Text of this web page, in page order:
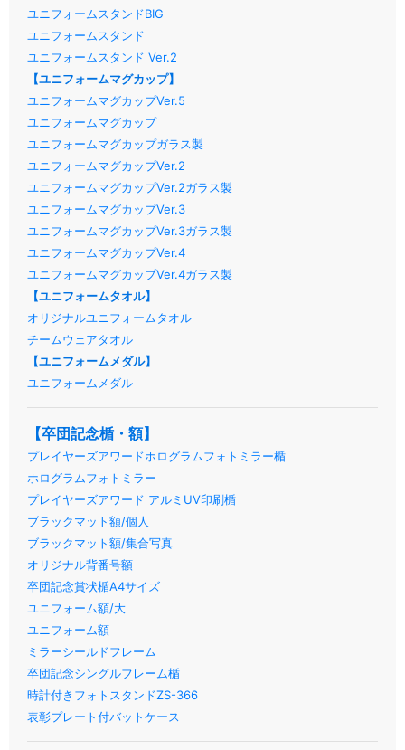
ユニフォームスタンドBIG
ユニフォームスタンド
ユニフォームスタンド Ver.2
【ユニフォームマグカップ】
ユニフォームマグカップVer.5
ユニフォームマグカップ
ユニフォームマグカップガラス製
ユニフォームマグカップVer.2
ユニフォームマグカップVer.2ガラス製
ユニフォームマグカップVer.3
ユニフォームマグカップVer.3ガラス製
ユニフォームマグカップVer.4
ユニフォームマグカップVer.4ガラス製
【ユニフォームタオル】
オリジナルユニフォームタオル
チームウェアタオル
【ユニフォームメダル】
ユニフォームメダル
【卒団記念楯・額】
プレイヤーズアワードホログラムフォトミラー楯
ホログラムフォトミラー
プレイヤーズアワード アルミUV印刷楯
ブラックマット額/個人
ブラックマット額/集合写真
オリジナル背番号額
卒団記念賞状楯A4サイズ
ユニフォーム額/大
ユニフォーム額
ミラーシールドフレーム
卒団記念シングルフレーム楯
時計付きフォトスタンドZS-366
表彰プレート付バットケース